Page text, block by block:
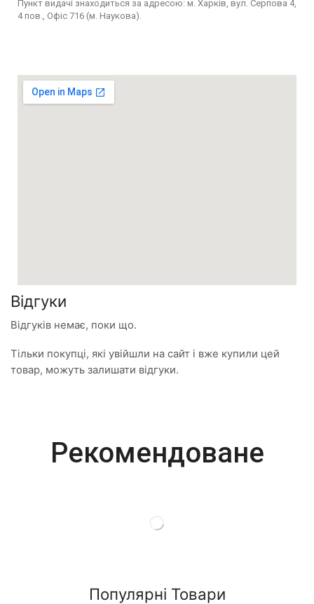
Пункт видачі знаходиться за адресою: м. Харків, вул. Серпова 4,
4 пов., Офіс 716 (м. Наукова).
Відгуки
Відгуків немає, поки що.
Тільки покупці, які увійшли на сайт і вже купили цей
товар, можуть залишати відгуки.
Powerbank
Рекомендоване
Популярні Товари